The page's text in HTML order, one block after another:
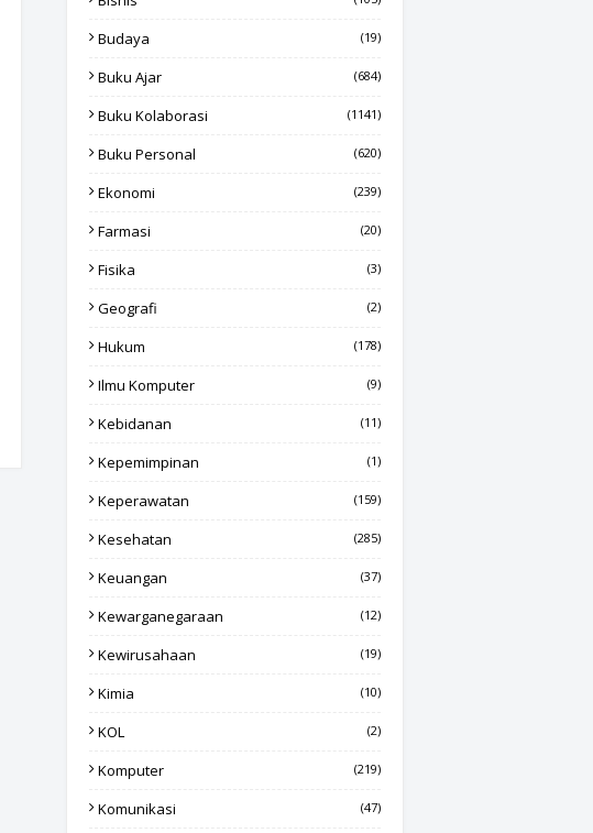
Budaya (19)
Buku Ajar (684)
Buku Kolaborasi (1141)
Buku Personal (620)
Ekonomi (239)
Farmasi (20)
Fisika (3)
Geografi (2)
Hukum (178)
Ilmu Komputer (9)
Kebidanan (11)
Kepemimpinan (1)
Keperawatan (159)
Kesehatan (285)
Keuangan (37)
Kewarganegaraan (12)
Kewirusahaan (19)
Kimia (10)
KOL (2)
Komputer (219)
Komunikasi (47)